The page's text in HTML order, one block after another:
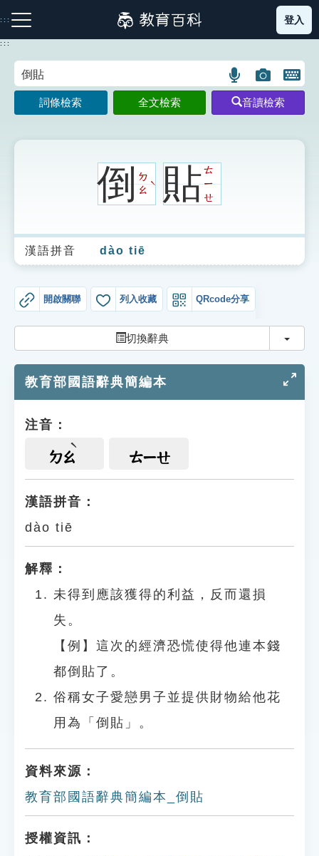
到
主
:::
注音索引圖示 筆畫索引圖示 部首索引表圖示
生字詞彙表
成語故事
索引選單
單字索引
遊戲專區
貓頭鷹博士
登入
:::
語
言
搜
圖
片
搜
開
鍵
圖
詞條檢索 全文檢索 音讀檢索
倒ㄉ
ㄠ
ˋ 貼ㄊ
ㄧ
ㄝ
漢語拼音 dào tiē
開啟關聯 列入收藏 QRcode分享
切換辭典 切換
教育部國語辭典簡編本
注音：
ㄉㄠ ㄊㄧㄝ
漢語拼音：
dào tiē
解釋：
未得到應該獲得的利益，反而還損
失。
【例】這次的經濟恐慌使得他連本錢
都倒貼了。
俗稱女子愛戀男子並提供財物給他花
用為「倒貼」。
資料來源：
教育部國語辭典簡編本_倒貼
授權資訊：